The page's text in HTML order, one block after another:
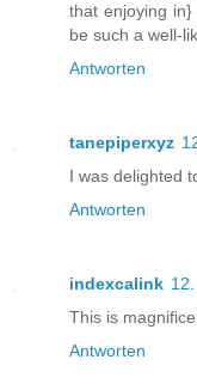
that enjoying
be such a well-
Antworten
tanepiperxyz
I was delighted
Antworten
indexcalink
This is
Antworten